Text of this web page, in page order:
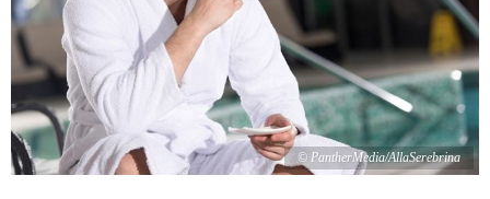
© PantherMedia/AllaSerebrina